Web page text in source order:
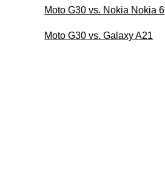
Moto G30 vs. Nokia Nokia 6
Moto G30 vs. Galaxy A21